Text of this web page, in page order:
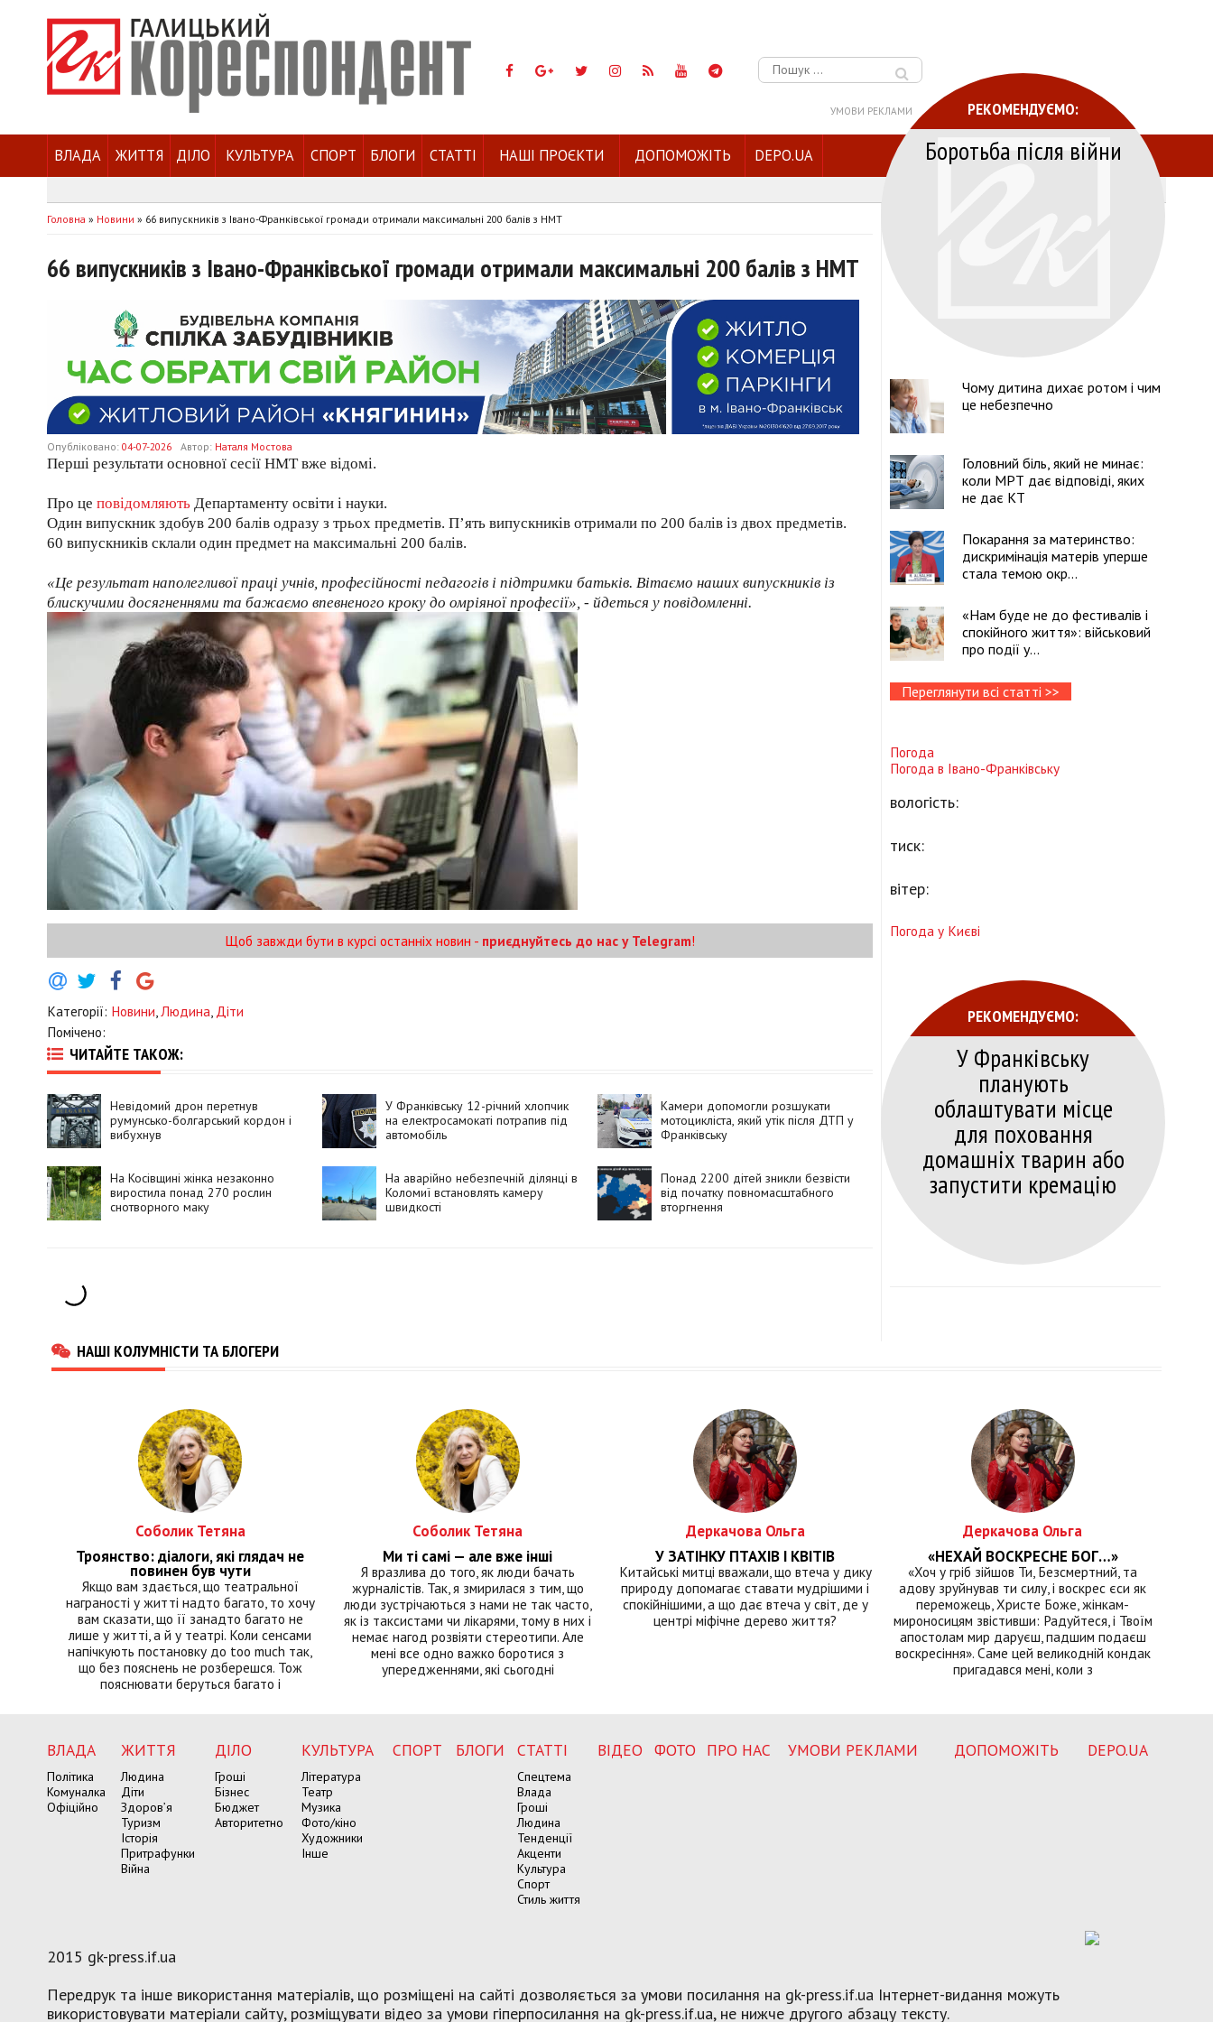
Пошук:
УМОВИ РЕКЛАМИ
ВЛАДА ЖИТТЯ ДІЛО КУЛЬТУРА СПОРТ БЛОГИ СТАТТІ НАШІ ПРОЄКТИ ДОПОМОЖІТЬ DEPO.UA
Головна » Новини » 66 випускників з Івано-Франківської громади отримали максимальні 200 балів з НМТ
66 випускників з Івано-Франківської громади отримали максимальні 200 балів з НМТ
Опубліковано: 04-07-2026 Автор: Наталя Мостова
Перші результати основної сесії НМТ вже відомі.
Про це повідомляють Департаменту освіти і науки.
Один випускник здобув 200 балів одразу з трьох предметів. Пʼять випускників отримали по 200 балів із двох предметів.
60 випускників склали один предмет на максимальні 200 балів.
«Це результат наполегливої праці учнів, професійності педагогів і підтримки батьків. Вітаємо наших випускників із
блискучими досягненнями та бажаємо впевненого кроку до омріяної професії», - йдеться у повідомленні.
Щоб завжди бути в курсі останніх новин - приєднуйтесь до нас у Telegram!
Категорії: Новини,Людина, Діти
Помічено:
ЧИТАЙТЕ ТАКОЖ:
Невідомий дрон перетнув
румунсько-болгарський кордон і
вибухнув
У Франківську 12-річний хлопчик
на електросамокаті потрапив під
автомобіль
Камери допомогли розшукати
мотоцикліста, який утік після ДТП у
Франківську
На Косівщині жінка незаконно
виростила понад 270 рослин
снотворного маку
На аварійно небезпечній ділянці в
Коломиї встановлять камеру
швидкості
Понад 2200 дітей зникли безвісти
від початку повномасштабного
вторгнення
РЕКОМЕНДУЄМО:
Боротьба після війни
Чому дитина дихає ротом і чим
це небезпечно
Головний біль, який не минає:
коли МРТ дає відповіді, яких
не дає КТ
Покарання за материнство:
дискримінація матерів уперше
стала темою окр...
«Нам буде не до фестивалів і
спокійного життя»: військовий
про події у...
Переглянути всі статті >>
Погода
Погода в Івано-Франківську
вологість:
тиск:
вітер:
Погода у Києві
РЕКОМЕНДУЄМО:
У Франківську
планують
облаштувати місце
для поховання
домашніх тварин або
запустити кремацію
НАШІ КОЛУМНІСТИ ТА БЛОГЕРИ
Соболик Тетяна
Троянство: діалоги, які глядач не
повинен був чути
Якщо вам здається, що театральної
награності у житті надто багато, то хочу
вам сказати, що її занадто багато не
лише у житті, а й у театрі. Коли сенсами
напічкують постановку до too much так,
що без пояснень не розберешся. Тож
пояснювати беруться багато і
Соболик Тетяна
Ми ті самі — але вже інші
Я вразлива до того, як люди бачать
журналістів. Так, я змирилася з тим, що
люди зустрічаються з нами не так часто,
як із таксистами чи лікарями, тому в них і
немає нагод розвіяти стереотипи. Але
мені все одно важко боротися з
упередженнями, які сьогодні
Деркачова Ольга
У ЗАТІНКУ ПТАХІВ І КВІТІВ
Китайські митці вважали, що втеча у дику
природу допомагає ставати мудрішими і
спокійнішими, а що дає втеча у світ, де у
центрі міфічне дерево життя?
Деркачова Ольга
«НЕХАЙ ВОСКРЕСНЕ БОГ…»
«Хоч у гріб зійшов Ти, Безсмертний, та
адову зруйнував ти силу, і воскрес єси як
переможець, Христе Боже, жінкам-
мироносицям звістивши: Радуйтеся, і Твоїм
апостолам мир даруєш, падшим подаєш
воскресіння». Саме цей великодній кондак
пригадався мені, коли з
ВЛАДА
Політика
Комуналка
Офіційно
ЖИТТЯ
Людина
Діти
Здоров’я
Туризм
Історія
Притрафунки
Війна
ДІЛО
Гроші
Бізнес
Бюджет
Авторитетно
КУЛЬТУРА
Література
Театр
Музика
Фото/кіно
Художники
Інше
СПОРТ БЛОГИ СТАТТІ
Спецтема
Влада
Гроші
Людина
Тенденції
Акценти
Культура
Спорт
Стиль життя
ВІДЕО ФОТО ПРО НАС УМОВИ РЕКЛАМИ ДОПОМОЖІТЬ DEPO.UA
2015 gk-press.if.ua
Передрук та інше використання матеріалів, що розміщені на сайті дозволяється за умови посилання на gk-press.if.ua Інтернет-видання можуть
використовувати матеріали сайту, розміщувати відео за умови гіперпосилання на gk-press.if.ua, не нижче другого абзацу тексту.